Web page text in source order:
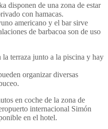
disponen de una zona de estar
con hamacas.
americano y el bar sirve
de barbacoa son de uso
terraza junto a la piscina y hay
organizar diversas
en coche de la zona de
internacional Simón
en el hotel.